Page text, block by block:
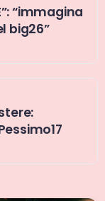
“immagina
big26”